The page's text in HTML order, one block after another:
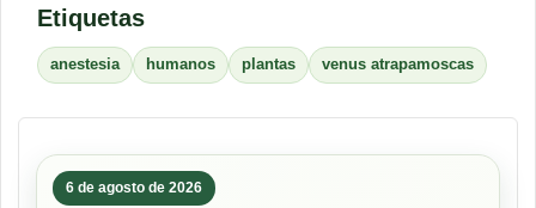
Etiquetas
anestesia humanos plantas venus atrapamoscas
6 de agosto de 2026